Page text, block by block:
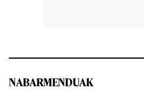
NABARMENDUAK